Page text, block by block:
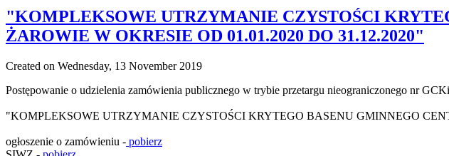
"KOMPLEKSOWE UTRZYMANIE CZYSTOŚCI
ŻAROWIE W OKRESIE OD 01.01.2020 DO 31.12.2020"
Created on Wednesday, 13 November 2019
Postępowanie o udzielenia zamówienia publicznego w trybie przetargu nieograniczonego nr
"KOMPLEKSOWE UTRZYMANIE CZYSTOŚCI KRYTEGO BASENU GMINNEGO
ogłoszenie o zamówieniu - pobierz